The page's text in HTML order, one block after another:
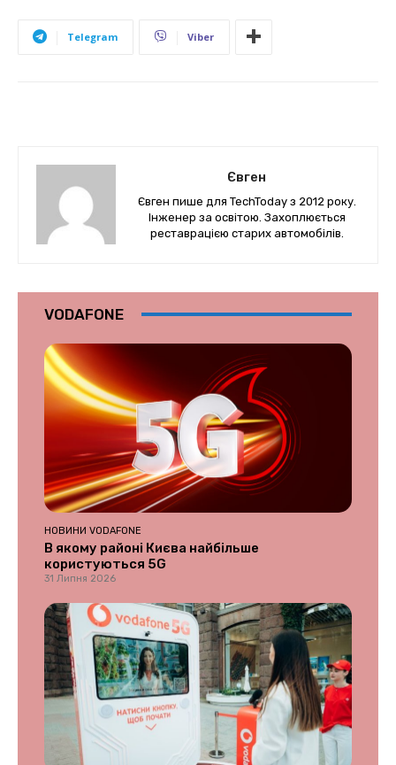
Telegram Viber
Євген
Євген пише для TechToday з 2012 року.
Інженер за освітою. Захоплюється
реставрацією старих автомобілів.
VODAFONE
НОВИНИ VODAFONE
В якому районі Києва найбільше
користуються 5G
31 Липня 2026